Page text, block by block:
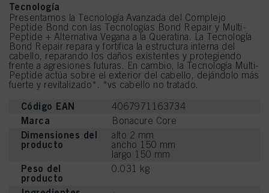
Tecnología
Presentamos la Tecnología Avanzada del Complejo
Peptide Bond con las Tecnologías Bond Repair y Multi-
Peptide + Alternativa Vegana a la Queratina. La Tecnología
Bond Repair repara y fortifica la estructura interna del
cabello, reparando los daños existentes y protegiendo
frente a agresiones futuras. En cambio, la Tecnología Multi-
Peptide actúa sobre el exterior del cabello, dejándolo más
fuerte y revitalizado*. *vs cabello no tratado.
Código EAN 4067971163734
Marca Bonacure Core
Dimensiones del
producto
alto 2 mm
ancho 150 mm
largo 150 mm
Peso del
producto
0.031 kg